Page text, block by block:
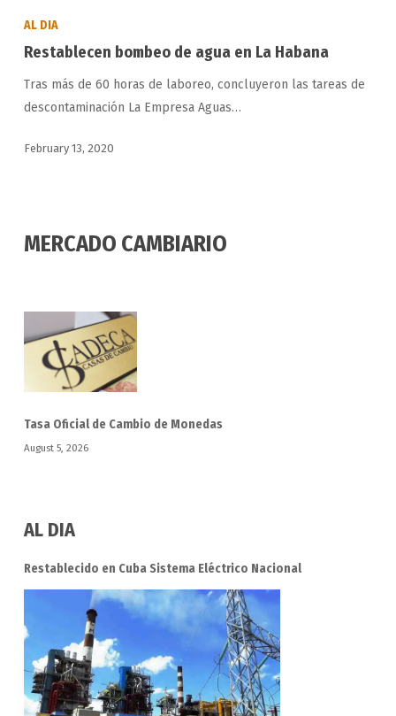
agua
en
La
AL DIA
Restablecen bombeo de agua en La Habana
Tras más de 60 horas de laboreo, concluyeron las tareas de
descontaminación La Empresa Aguas…
February 13, 2020
MERCADO CAMBIARIO
Tasa Oficial de Cambio de Monedas
August 5, 2026
AL DIA
Restablecido en Cuba Sistema Eléctrico Nacional